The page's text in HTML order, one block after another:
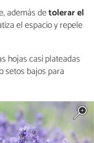
además detolerar el
el espacio y repele
hojas casi plateadas
setos bajos para